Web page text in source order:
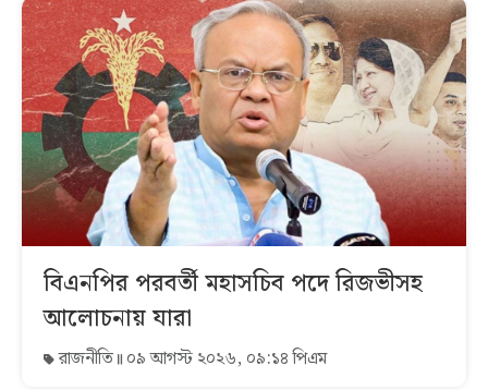
বিএনপির পরবর্তী মহাসচিব পদে রিজভীসহ
আলোচনায় যারা
রাজনীতি ০৯ আগস্ট ২০২৬, ০৯:১৪ পিএম